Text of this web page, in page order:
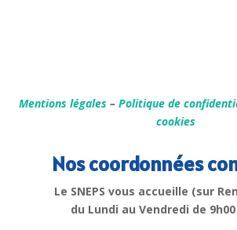
Mentions légales– Politique de
cookies
Nos coordonnées
Le SNEPS vous accueille (sur
du Lundi au Vendredi de